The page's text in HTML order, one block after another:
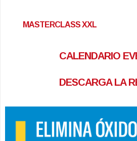
MASTERCLASS XXL
CALENDARIO
DESCARGA LA